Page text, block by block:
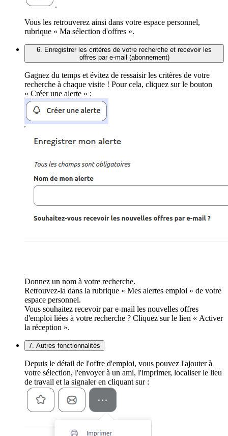
.
Vous les retrouverez ainsi dans votre espace personnel,
rubrique « Ma sélection d'offres ».
6. Enregistrer les critères de votre recherche et recevoir les
offres par e-mail (abonnement)
Gagnez du temps et évitez de ressaisir les critères de votre
recherche à chaque visite ! Pour cela, cliquez sur le bouton
« Créer une alerte » :
Donnez un nom à votre recherche.
Retrouvez-la dans la rubrique « Mes alertes emploi » de votre
espace personnel.
Vous souhaitez recevoir par e-mail les nouvelles offres
d'emploi liées à votre recherche ? Cliquez sur le lien « Activer
la réception ».
7. Autres fonctionnalités
Depuis le détail de l'offre d'emploi, vous pouvez l'ajouter à
votre sélection, l'envoyer à un ami, l'imprimer, localiser le lieu
de travail et la signaler en cliquant sur :